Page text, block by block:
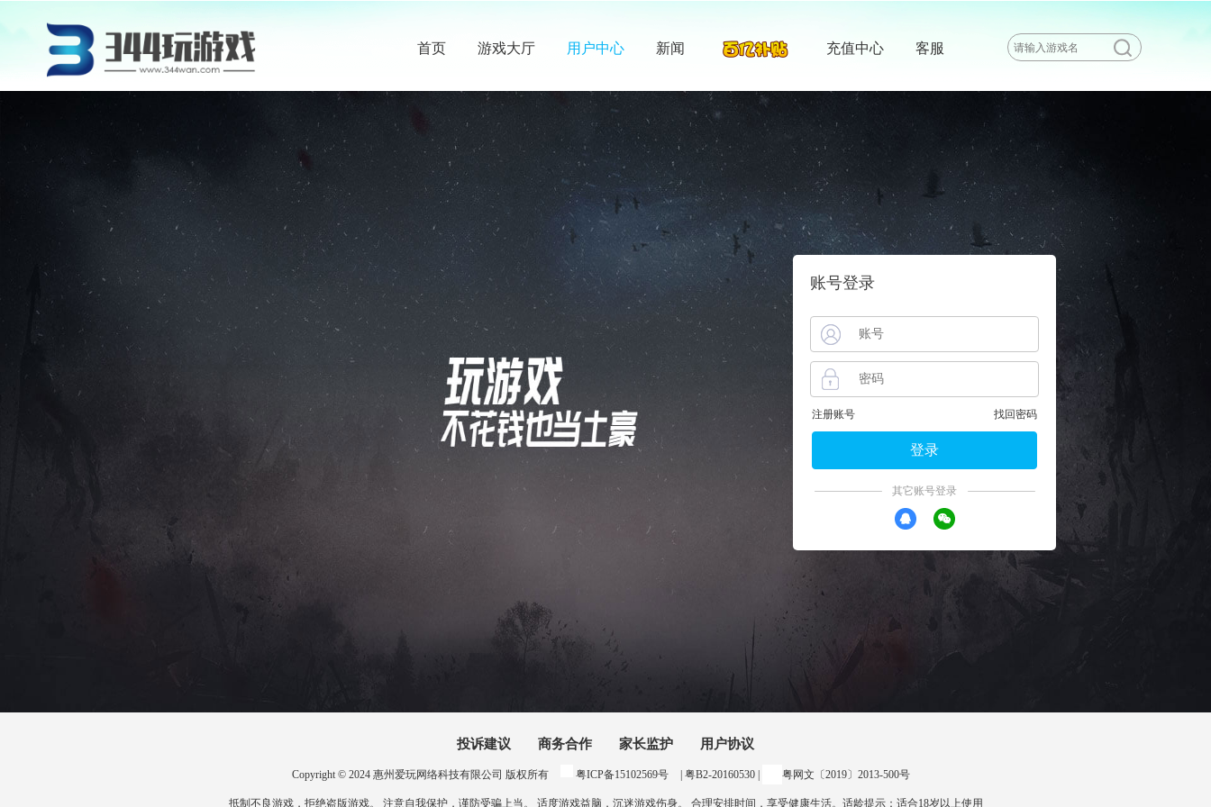
首页 游戏大厅 用户中心 新闻 充值中心 客服
账号登录
注册账号 找回密码
登录
其它账号登录
投诉建议 商务合作 家长监护 用户协议
Copyright © 2024 惠州爱玩网络科技有限公司 版权所有 粤ICP备15102569号 | 粤B2-20160530 | 粤网文〔2019〕2013-500号
抵制不良游戏，拒绝盗版游戏。 注意自我保护，谨防受骗上当。 适度游戏益脑，沉迷游戏伤身。 合理安排时间，享受健康生活。适龄提示：适合18岁以上使用